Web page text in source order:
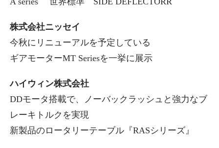
株式会社ニッセイ
今秋にリニューアルを予定している
ギアモーターMT Seriesを一挙に展示
ハイウィン株式会社
DDモータ搭載で、ノーバックラッシュと強力なブ
レーキトルクを実現
新製品のロータリーテーブル『RASシリーズ』